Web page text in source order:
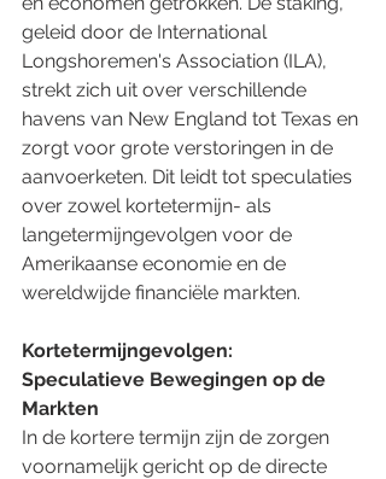
geleid door de International
Longshoremen's Association (ILA),
strekt zich uit over verschillende
havens van New England tot Texas en
zorgt voor grote verstoringen in de
aanvoerketen. Dit leidt tot speculaties
over zowel kortetermijn- als
langetermijngevolgen voor de
Amerikaanse economie en de
wereldwijde financiële markten.
Kortetermijngevolgen:
Speculatieve Bewegingen op de
Markten
In de kortere termijn zijn de zorgen
voornamelijk gericht op de directe